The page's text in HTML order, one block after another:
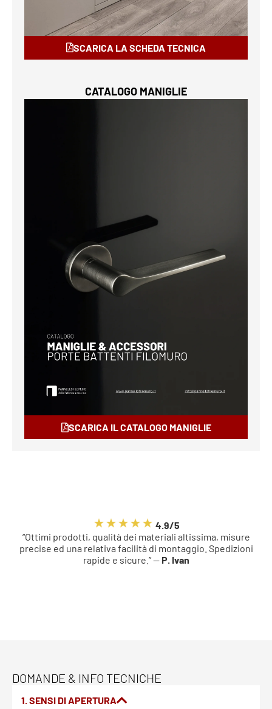
SCARICA LA SCHEDA TECNICA
CATALOGO MANIGLIE
SCARICA IL CATALOGO MANIGLIE
4.9/5
“Ottimi prodotti, qualità dei materiali altissima, misure
precise ed una relativa facilità di montaggio. Spedizioni
rapide e sicure.” — P. Ivan
DOMANDE & INFO TECNICHE
1. SENSI DI APERTURA